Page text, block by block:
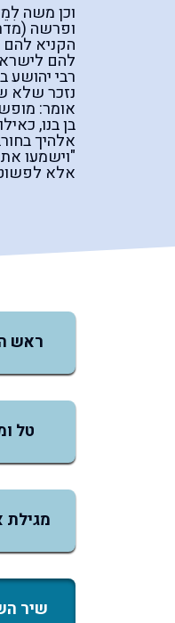
וכן משה
ופרשה
הקניא להם
להם
רבי
נזכר שלא
אומר:
בן בנו,
אלהיך
"וישמעו
אלא
ראש
טל
שיר